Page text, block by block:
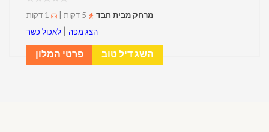
מרחק מבית חבד
הצג מפה | לאכול כשר
פרטי המלון השג דיל טוב